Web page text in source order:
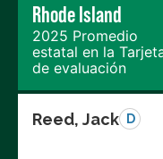
Rhode Island
2025 Promedio
estatal en la
de evaluación
Reed, Jack D